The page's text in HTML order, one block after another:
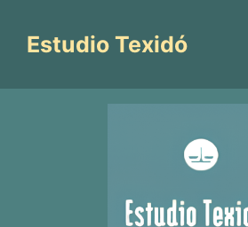
contenido
Estudio Texidó